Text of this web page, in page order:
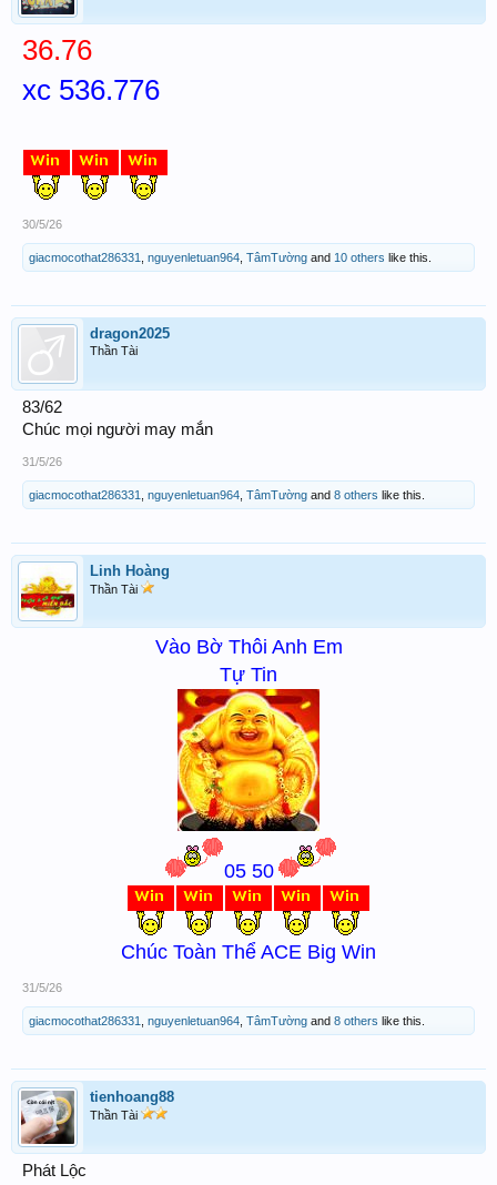
36.76
xc 536.776
30/5/26
giacmocothat286331 nguyenletuan964 TâmTường and 10 others like this.
dragon2025
Thần Tài
83/62
Chúc mọi người may mắn
31/5/26
giacmocothat286331 nguyenletuan964 TâmTường and 8 others like this.
Linh Hoàng
Thần Tài
Vào Bờ Thôi Anh Em
Tự Tin
05 50
Chúc Toàn Thể ACE Big Win
31/5/26
giacmocothat286331 nguyenletuan964 TâmTường and 8 others like this.
tienhoang88
Thần Tài
Phát Lộc